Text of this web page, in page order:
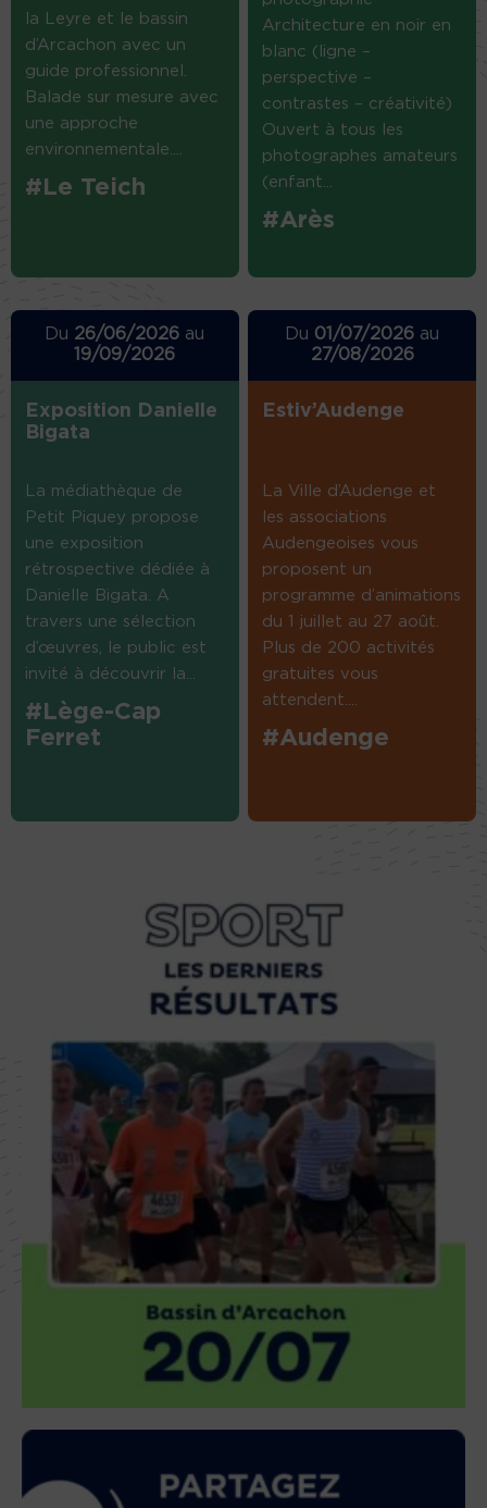
la Leyre et le bassin
d’Arcachon avec un
guide professionnel.
Balade sur mesure avec
une approche
environnementale....
#Le Teich
Architecture en noir en
blanc (ligne –
perspective –
contrastes – créativité)
Ouvert à tous les
photographes amateurs
(enfant...
#Arès
Du 26/06/2026 au
19/09/2026
Exposition Danielle
Bigata
La médiathèque de
Petit Piquey propose
une exposition
rétrospective dédiée à
Danielle Bigata. A
travers une sélection
d’œuvres, le public est
invité à découvrir la...
#Lège-Cap
Ferret
Du 01/07/2026 au
27/08/2026
Estiv’Audenge
La Ville d’Audenge et
les associations
Audengeoises vous
proposent un
programme d’animations
du 1 juillet au 27 août.
Plus de 200 activités
gratuites vous
attendent....
#Audenge